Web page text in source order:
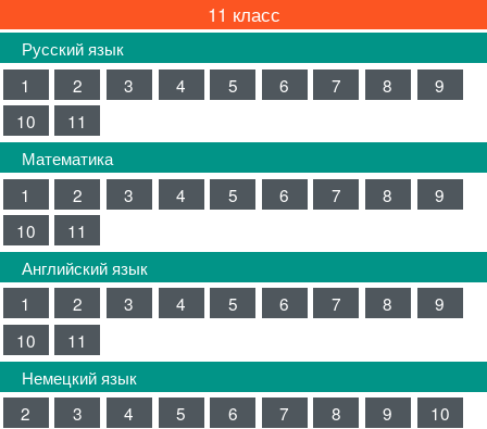
11
Русский язык
1
2 3 4 5 6 7 8
9
10
11
Математика
1
2 3 4 5 6 7 8
9
10
11
Английский язык
1
2 3 4 5 6 7 8
9
10
11
Немецкий язык
2
3 4 5 6 7 8 9
10